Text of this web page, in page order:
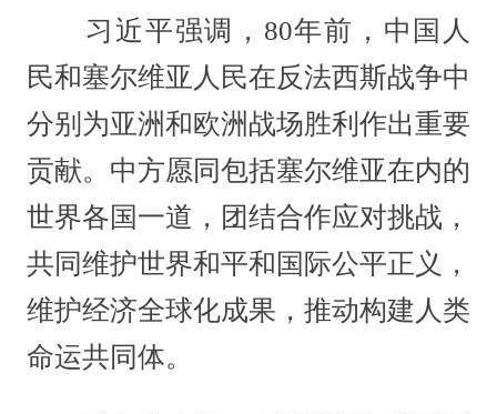
习近平强调，80年前，中国人
民和塞尔维亚人民在反法西斯战争中
分别为亚洲和欧洲战场胜利作出重要
贡献。中方愿同包括塞尔维亚在内的
世界各国一道，团结合作应对挑战，
共同维护世界和平和国际公平正义，
维护经济全球化成果，推动构建人类
命运共同体。